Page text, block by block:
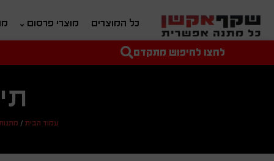
כל המוצרים מוצרי פרסום
טקסט חופשי לחיפוש מחיר מיני'לחצו לחיפוש מתקדם
עמוד הבית /